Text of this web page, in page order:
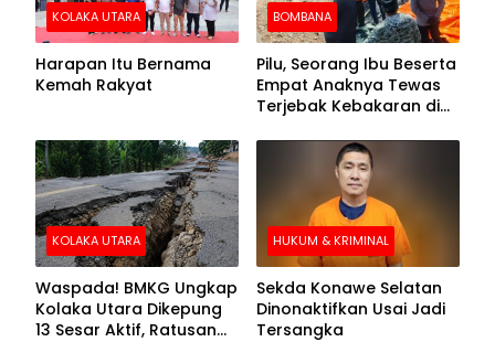
KOLAKA UTARA
Harapan Itu Bernama
Kemah Rakyat
BOMBANA
Pilu, Seorang Ibu Beserta
Empat Anaknya Tewas
Terjebak Kebakaran di
KOLAKA UTARA
Waspada! BMKG Ungkap
Kolaka Utara Dikepung
13 Sesar Aktif, Ratusan
HUKUM & KRIMINAL
Sekda Konawe Selatan
Dinonaktifkan Usai Jadi
Tersangka